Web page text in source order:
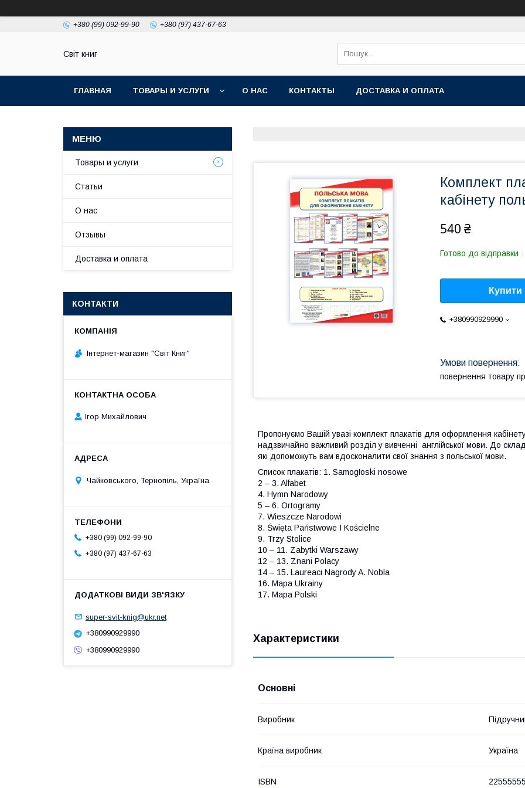
+380 (99) 092-99-90 +380 (97) 437-67-63
Світ книг
ГЛАВНАЯ ТОВАРЫ И УСЛУГИ О НАС КОНТАКТЫ ДОСТАВКА И ОПЛАТА
Комплект
кабінету
540 ₴
Готово до відправки
Купити
+380990929990
повернення товару
Пропонуємо Вашій увазі комплект плакатів для оформлення
надзвичайно важливий розділ у вивченні англійської мови. До
які допоможуть вам вдосконалити свої знання з польської мови.
Список плакатів: 1. Samogłoski nosowe
2 – 3. Alfabet
4. Hymn Narodowy
5 – 6. Ortogramy
7. Wieszcze Narodowi
8. Święta Państwowe I Kościelne
9. Trzy Stolice
10 – 11. Zabytki Warszawy
12 – 13. Znani Polacy
14 – 15. Laureaci Nagrody A. Nobla
16. Mapa Ukrainy
17. Mapa Polski
Характеристики
Основні
Виробник
Країна виробник Україна
ISBN
Товары и услуги
Статьи
О нас
Отзывы
Доставка и оплата
КОНТАКТИ
Інтернет-магазин "Світ Книг"
Ігор Михайлович
Чайковського, Тернопіль, Україна
+380 (99) 092-99-90
+380 (97) 437-67-63
super-svit-knig@ukr.net
+380990929990
+380990929990